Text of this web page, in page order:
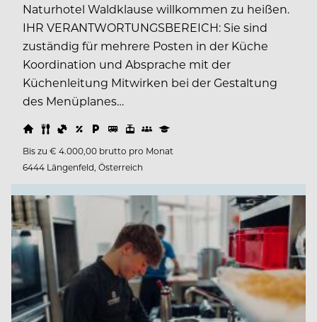
Naturhotel Waldklause willkommen zu heißen.
IHR VERANTWORTUNGSBEREICH: Sie sind
zuständig für mehrere Posten in der Küche
Koordination und Absprache mit der
Küchenleitung Mitwirken bei der Gestaltung
des Menüplanes…
Bis zu € 4.000,00 brutto pro Monat
6444 Längenfeld, Österreich